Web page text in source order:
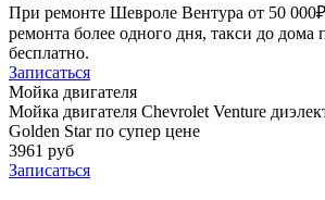
При ремонте Шевроле Вентура от 50
ремонта более одного дня, такси до дома
бесплатно.
Записаться
Мойка двигателя
Мойка двигателя Chevrolet Venture
Golden Star по супер цене
3961 руб
Записаться